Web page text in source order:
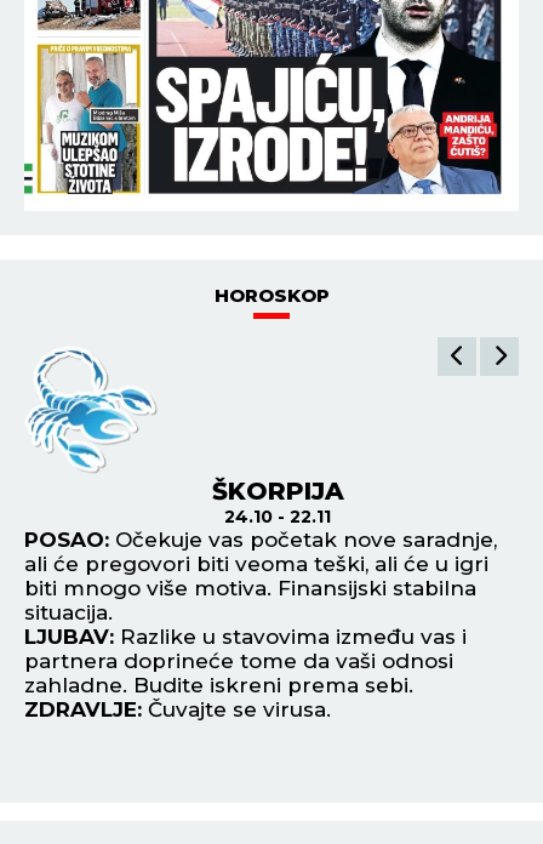
HOROSKOP
ŠKORPIJA
24.10 - 22.11
POSAO: Očekuje vas početak nove saradnje,
ali će pregovori biti veoma teški, ali će u igri
biti mnogo više motiva. Finansijski stabilna
situacija.
LJUBAV: Razlike u stavovima između vas i
partnera doprineće tome da vaši odnosi
zahladne. Budite iskreni prema sebi.
ZDRAVLJE: Čuvajte se virusa.